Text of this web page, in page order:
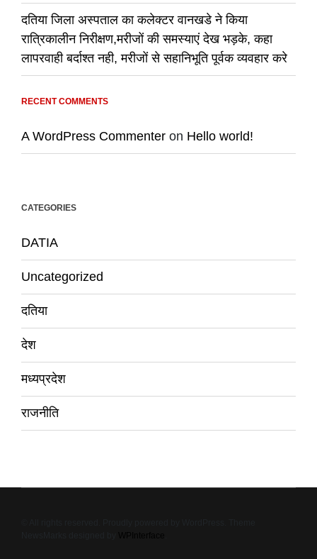
दतिया जिला अस्पताल का कलेक्टर वानखडे ने किया
रात्रिकालीन निरीक्षण,मरीजों की समस्याएं देख भड़के, कहा
लापरवाही बर्दाश्त नही, मरीजों से सहानिभूति पूर्वक व्यवहार करे
RECENT COMMENTS
A WordPress Commenter on Hello world!
CATEGORIES
DATIA
Uncategorized
दतिया
देश
मध्यप्रदेश
राजनीति